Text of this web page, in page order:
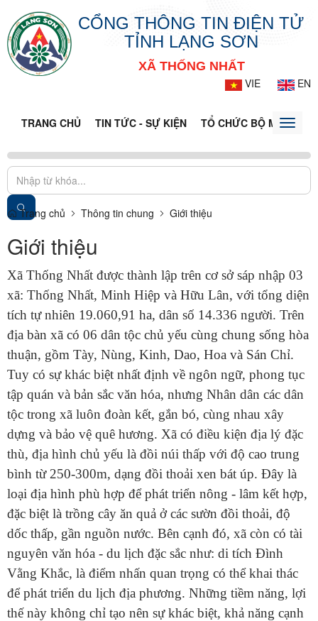
CỔNG THÔNG TIN ĐIỆN TỬ
TỈNH LẠNG SƠN
XÃ THỐNG NHẤT
VIE
EN
TRANG CHỦ TIN TỨC - SỰ KIỆN TỔ CHỨC BỘ MÁYToggle
Trang chủ Thông tin chung Giới thiệu
Giới thiệu
Xã Thống Nhất được thành lập trên cơ sở sáp nhập 03
xã: Thống Nhất, Minh Hiệp và Hữu Lân, với tổng diện
tích tự nhiên 19.060,91 ha, dân số 14.336 người. Trên
địa bàn xã có 06 dân tộc chủ yếu cùng chung sống hòa
thuận, gồm Tày, Nùng, Kinh, Dao, Hoa và Sán Chỉ.
Tuy có sự khác biệt nhất định về ngôn ngữ, phong tục
tập quán và bản sắc văn hóa, nhưng Nhân dân các dân
tộc trong xã luôn đoàn kết, gắn bó, cùng nhau xây
dựng và bảo vệ quê hương. Xã có điều kiện địa lý đặc
thù, địa hình chủ yếu là đồi núi thấp với độ cao trung
bình từ 250-300m, dạng đồi thoải xen bát úp. Đây là
loại địa hình phù hợp để phát triển nông - lâm kết hợp,
đặc biệt là trồng cây ăn quả ở các sườn đồi thoải, độ
dốc thấp, gần nguồn nước. Bên cạnh đó, xã còn có tài
nguyên văn hóa - du lịch đặc sắc như: di tích Đình
Vằng Khắc, là điểm nhấn quan trọng có thể khai thác
để phát triển du lịch địa phương. Những tiềm năng, lợi
thế này không chỉ tạo nên sự khác biệt, khả năng cạnh